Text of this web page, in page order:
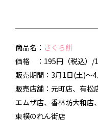
商品名： さくら餅
価格 ：195円（税込）/
販売期間：3月1日(土)～
販売店舗：元町店、有松
エムザ店、香林坊大和店
東横のれん街店